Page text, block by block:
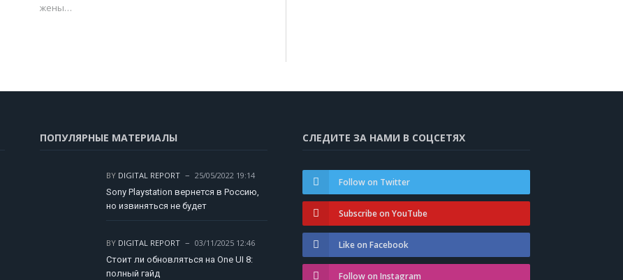
жены…
ПОПУЛЯРНЫЕ МАТЕРИАЛЫ
BY DIGITAL REPORT
25/05/2022 19:14
Sony Playstation вернется в Россию,
но извиняться не будет
BY DIGITAL REPORT
03/11/2025 12:46
Стоит ли обновляться на One UI 8:
полный гайд
СЛЕДИТЕ ЗА НАМИ В СОЦСЕТЯХ
Follow on Twitter
Subscribe on YouTube
Like on Facebook
Follow on Instagram